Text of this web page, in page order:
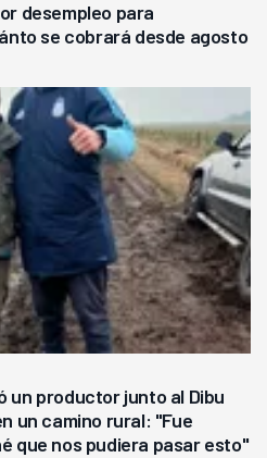
desempleo para
se cobrará desde agosto
un productor junto al Dibu
un camino rural: "Fue
que nos pudiera pasar esto"